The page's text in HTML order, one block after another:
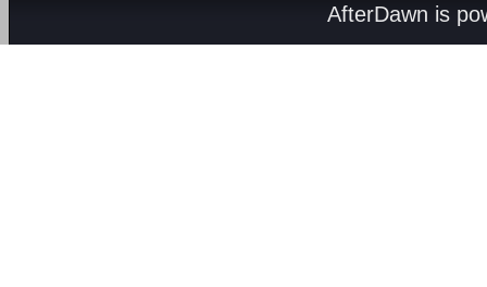
AfterDawn is